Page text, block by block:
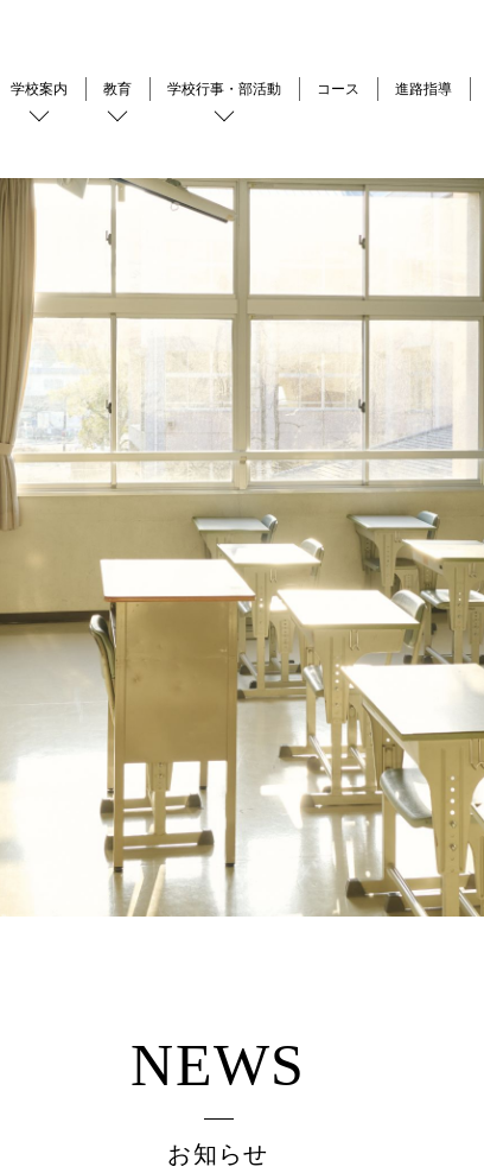
学校案内 教育 学校行事・部活動 コース 進路指導
NEWS
お知らせ